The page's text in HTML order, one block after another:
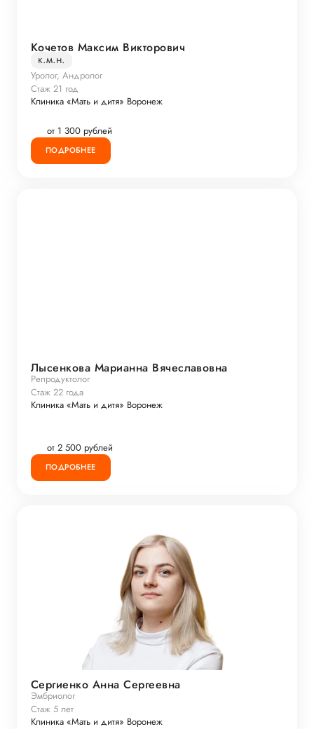
Кочетов Максим Викторович
к.м.н.
Уролог, Андролог
Стаж 21 год
Клиника «Мать и дитя» Воронеж
от 1 300 рублей
ПОДРОБНЕЕ
Лысенкова Марианна Вячеславовна
Репродуктолог
Стаж 22 года
Клиника «Мать и дитя» Воронеж
от 2 500 рублей
ПОДРОБНЕЕ
Сергиенко Анна Сергеевна
Эмбриолог
Стаж 5 лет
Клиника «Мать и дитя» Воронеж